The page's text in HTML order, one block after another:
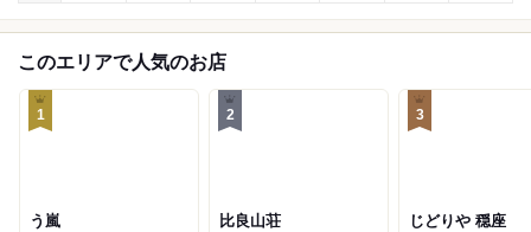
このエリアで人気のお店
1
う嵐
2
比良山荘
3
じどりや 穏座